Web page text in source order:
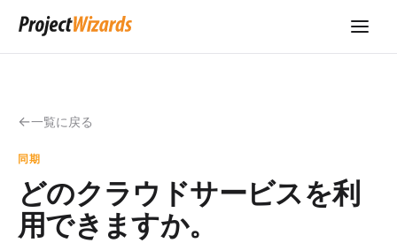
一覧に戻る
同期
どのクラウドサービスを利
用できますか。